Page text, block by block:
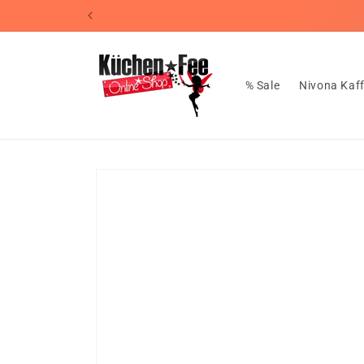
Inhalt
% Sale Nivona